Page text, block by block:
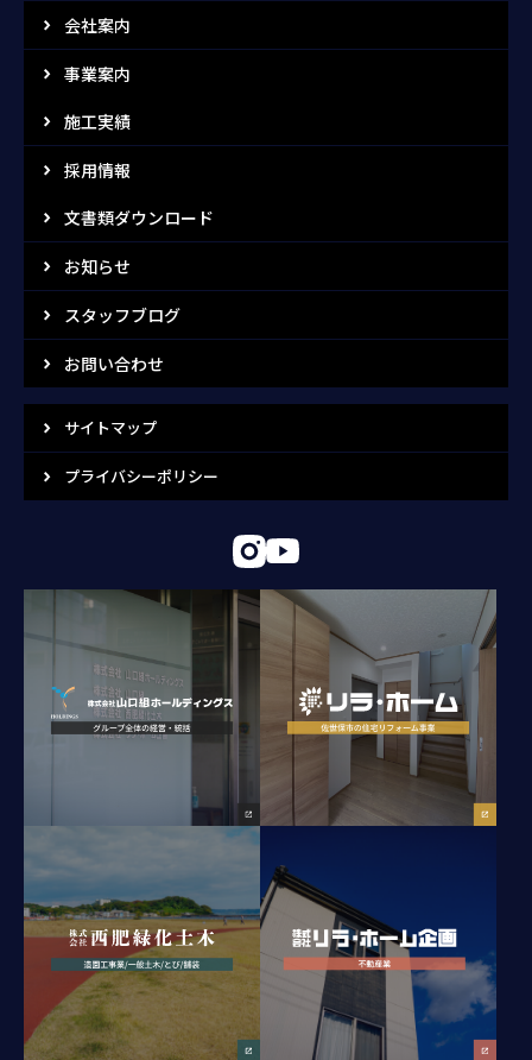
会社案内
事業案内
施工実績
採用情報
文書類ダウンロード
お知らせ
スタッフブログ
お問い合わせ
サイトマップ
プライバシーポリシー